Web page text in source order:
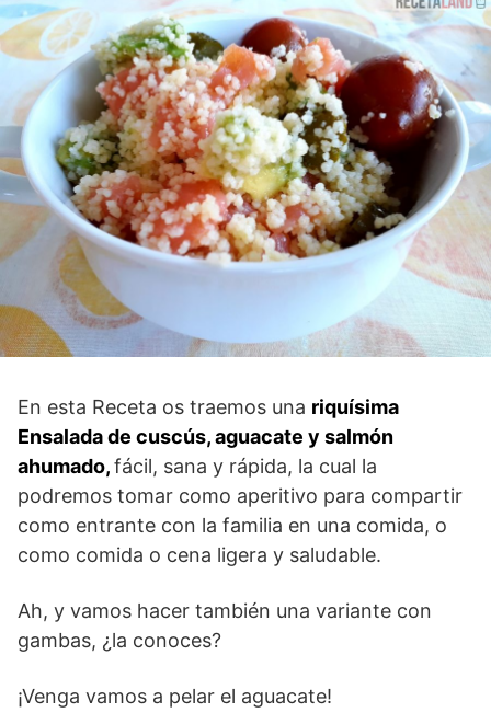
En esta Receta os traemos una riquísima
Ensalada de cuscús, aguacate y salmón
ahumado,fácil, sana y rápida, la cual la
podremos tomar como aperitivo para compartir
como entrante con la familia en una comida, o
como comida o cena ligera y saludable.
Ah, y vamos hacer también una variante con
gambas, ¿la conoces?
¡Venga vamos a pelar el aguacate!